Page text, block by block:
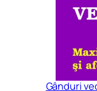
Gânduri